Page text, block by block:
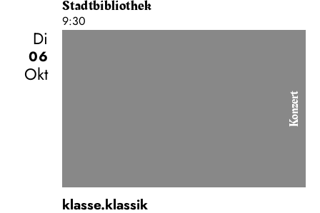
Stadtbibliothek
9:30
Di
06
Okt
Konzert
klasse.klassik